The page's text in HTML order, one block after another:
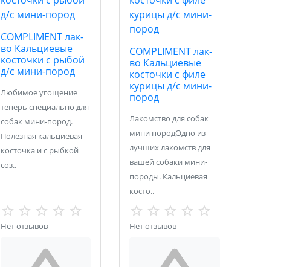
COMPLIMENT лак-
во Кальциевые
косточки с рыбой
д/с мини-пород
Любимое угощение
теперь специально для
собак мини-пород.
Полезная кальциевая
косточка и с рыбкой
соз..
Нет отзывов
COMPLIMENT лак-
во Кальциевые
косточки с филе
курицы д/с мини-
пород
Лакомство для собак
мини породОдно из
лучших лакомств для
вашей собаки мини-
породы. Кальциевая
косто..
Нет отзывов